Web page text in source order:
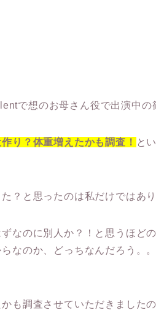
で想のお母さん役で出演中の
り？体重増えたかも調査！ と
？と思ったのは私だけではあり
なのに別人か？！と思うほどの
なのか、どっちなんだろう。
も調査させていただきました